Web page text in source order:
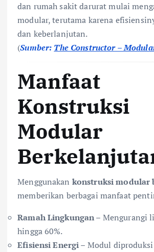
dan rumah sakit darurat mulai
modular, terutama karena
dan keberlanjutan.
(Sumber: The Constructor –
Manfaat
Konstruksi
Modular
Menggunakan konstruksi modular
memberikan berbagai manfaat
Ramah Lingkungan– Mengurangi
hingga 60%.
Efisiensi Energi– Modul